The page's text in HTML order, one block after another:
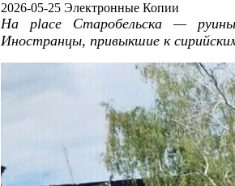
2026-05-25 Электронные Копии
На place Старобельска —
Иностранцы, привыкшие к